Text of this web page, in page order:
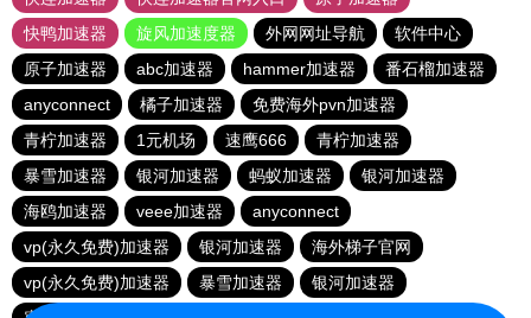
快鸭加速器
旋风加速度器 外网网址导航
软件中心
原子加速器
abc加速器 hammer加速器
番石榴加速器
anyconnect
橘子加速器
免费海外pvn加速器
青柠加速器
1元机场 速鹰666
青柠加速器
暴雪加速器
银河加速器 蚂蚁加速器
银河加速器
海鸥加速器
veee加速器
anyconnect
vp(永久免费)加速器
银河加速器
海外梯子官网
vp(永久免费)加速器
暴雪加速器
银河加速器